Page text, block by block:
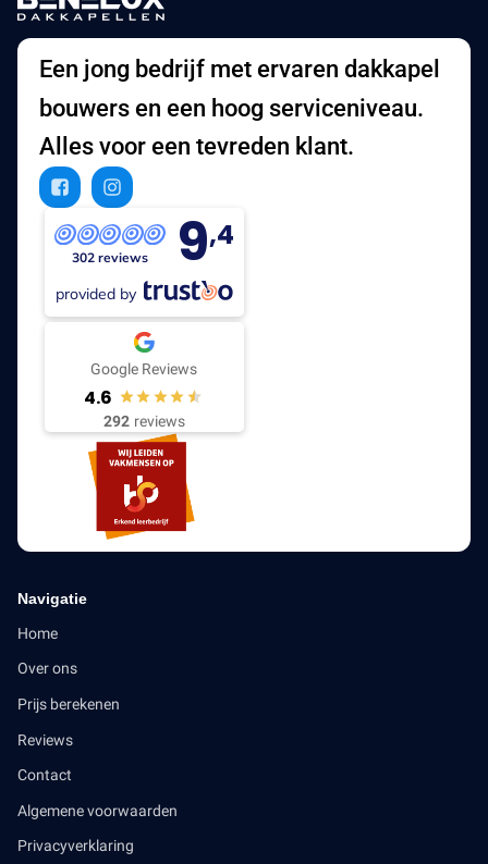
Een jong bedrijf met ervaren dakkapel
bouwers en een hoog serviceniveau.
Alles voor een tevreden klant.
302 reviews 9,4
provided by
Google Reviews
4.6
292 reviews
Navigatie
Home
Over ons
Prijs berekenen
Reviews
Contact
Algemene voorwaarden
Privacyverklaring